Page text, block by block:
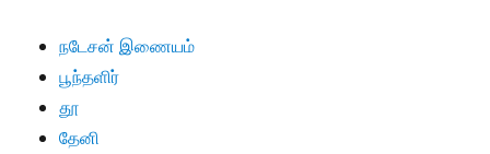
நடேசன் இணையம்
பூந்தளிர்
தூ
தேனி